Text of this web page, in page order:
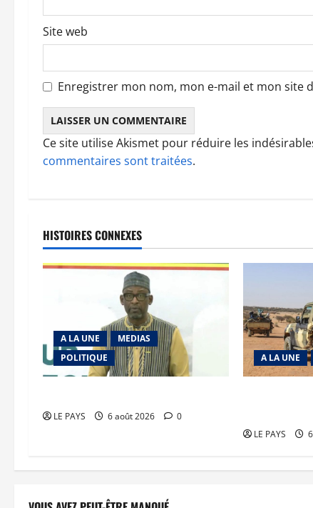
l
e
Site web
Enregistrer mon nom, mon e-mail et mon site
Ce site utilise Akismet pour réduire les
commentaires sont traitées.
HISTOIRES CONNEXES
A LA UNE
MEDIAS
POLITIQUE
LE PAYS 6 août 2026 0
A LA UNE
LE PAYS